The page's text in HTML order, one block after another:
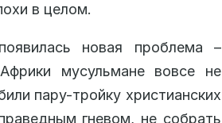
в целом.
новая проблема –
мусульмане вовсе не
пару-тройку христианских
гневом, не собрать